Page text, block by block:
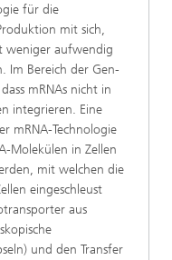
für die
mit sich,
weniger aufwendig
Im Bereich der Gen-
mRNAs nicht in
integrieren. Eine
mRNA-Technologie
Molekülen in Zellen
mit welchen die
eingeschleust
aus
und den Transfer